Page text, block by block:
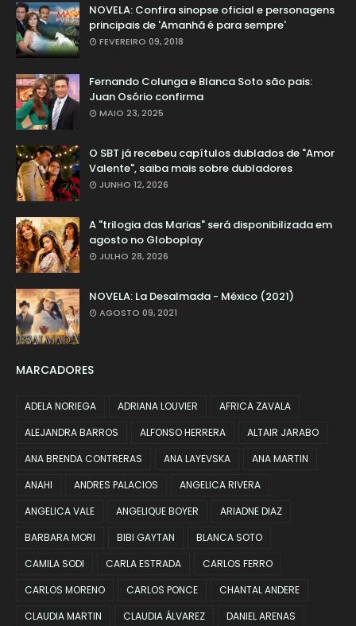
NOVELA: Confira sinopse oficial e personagens
principais de 'Amanhã é para sempre'
FEVEREIRO 09, 2018
Fernando Colunga e Blanca Soto são pais:
Juan Osório confirma
MAIO 23, 2025
O SBT já recebeu capítulos dublados de "Amor
Valente", saiba mais sobre dubladores
JUNHO 12, 2026
A "trilogia das Marias" será disponibilizada em
agosto no Globoplay
JULHO 28, 2026
NOVELA: La Desalmada - México (2021)
AGOSTO 09, 2021
MARCADORES
ADELA NORIEGA ADRIANA LOUVIER
AFRICA ZAVALA
ALEJANDRA BARROS
ALFONSO HERRERA
ALTAIR JARABO
ANA BRENDA CONTRERAS
ANA LAYEVSKA
ANA MARTIN
ANAHI
ANDRES PALACIOS
ANGELICA RIVERA
ANGELICA VALE
ANGELIQUE BOYER
ARIADNE DIAZ
BARBARA MORI
BIBI GAYTAN
BLANCA SOTO
CAMILA SODI
CARLA ESTRADA
CARLOS FERRO
CARLOS MORENO
CARLOS PONCE
CHANTAL ANDERE
CLAUDIA MARTIN
CLAUDIA ÁLVAREZ
DANIEL ARENAS